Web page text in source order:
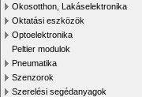
Okosotthon, Lakáselektronika
Oktatási eszközök
Optoelektronika
Peltier modulok
Pneumatika
Szenzorok
Szerelési segédanyagok